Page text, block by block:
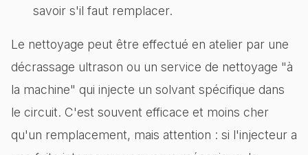
savoir s'il faut remplacer.
Le nettoyage peut être effectué en atelier par une
décrassage ultrason ou un service de nettoyage "à
la machine" qui injecte un solvant spécifique dans
le circuit. C'est souvent efficace et moins cher
qu'un remplacement, mais attention : si l'injecteur a